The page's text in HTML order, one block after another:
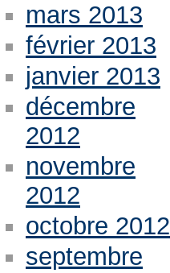
mars 2013
février 2013
janvier 2013
décembre
2012
novembre
2012
octobre 2012
septembre